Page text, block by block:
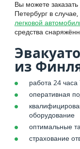
Вы можете заказать
Петербург в
легковой
средства
из
работа 24
оперативная
оборудование
оптимальные
страхование